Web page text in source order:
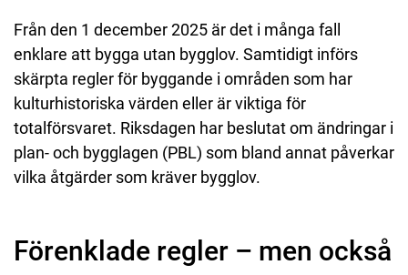
Från den 1 december 2025 är det i många fall
enklare att bygga utan bygglov. Samtidigt införs
skärpta regler för byggande i områden som har
kulturhistoriska värden eller är viktiga för
totalförsvaret. Riksdagen har beslutat om ändringar i
plan- och bygglagen (PBL) som bland annat påverkar
vilka åtgärder som kräver bygglov.
Förenklade regler – men också